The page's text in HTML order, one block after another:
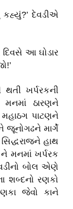
દેવડીએ
દિવસે આ ઘોડાર
થતી ખર્પરકની
ઠારણને
પાટણને
જૂનોગઢને માર્ગે
હાથ
મનમાં ખર્પરક
બોલ એણે
શબ્દનો રણકો
જેવો કાને